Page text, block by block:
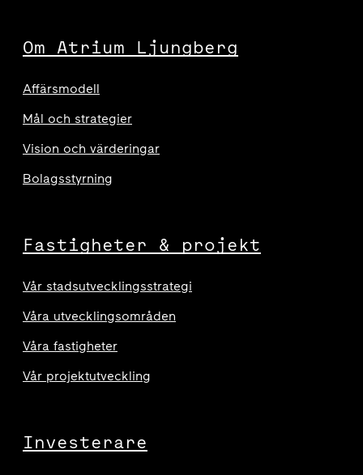
Om Atrium Ljungberg
Affärsmodell
Mål och strategier
Vision och värderingar
Bolagsstyrning
Fastigheter & projekt
Vår stadsutvecklingsstrategi
Våra utvecklingsområden
Våra fastigheter
Vår projektutveckling
Investerare